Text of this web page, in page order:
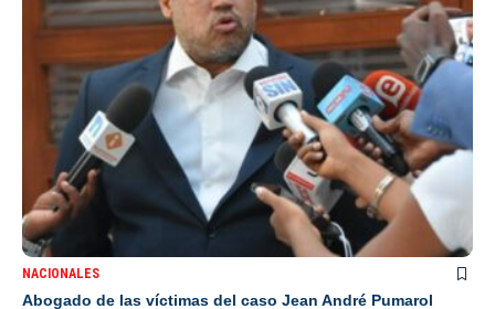
NACIONALES
Abogado de las víctimas del caso Jean André Pumarol